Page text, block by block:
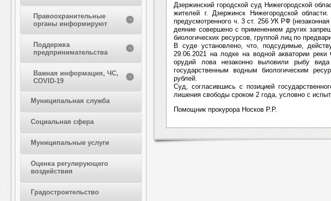
Правоохранительные
органы информируют
Поддержка
предпринимательства
Важная информация, ЧС,
COVID-19
Муниципальная служба
Социальная сфера
Муниципальные услуги
Оценка регулирующего
воздействия
Градостроительство
Дзержинский городской суд Нижегородской
жителей г. Дзержинск Нижегородской
предусмотренного ч. 3 ст. 256 УК РФ
деяние совершено с применением других
биологических ресурсов, группой лиц по
В суде установлено, что, подсудимые,
29.06.2021 на лодке на водной акватории
орудий лова незаконно выловили рыбу
государственным водным биологическим
рублей.
Суд, согласившись с позицией
лишения свободы сроком 2 года, условно с
Помощник прокурора Носков Р.Р.